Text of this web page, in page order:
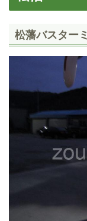
松藩バスター